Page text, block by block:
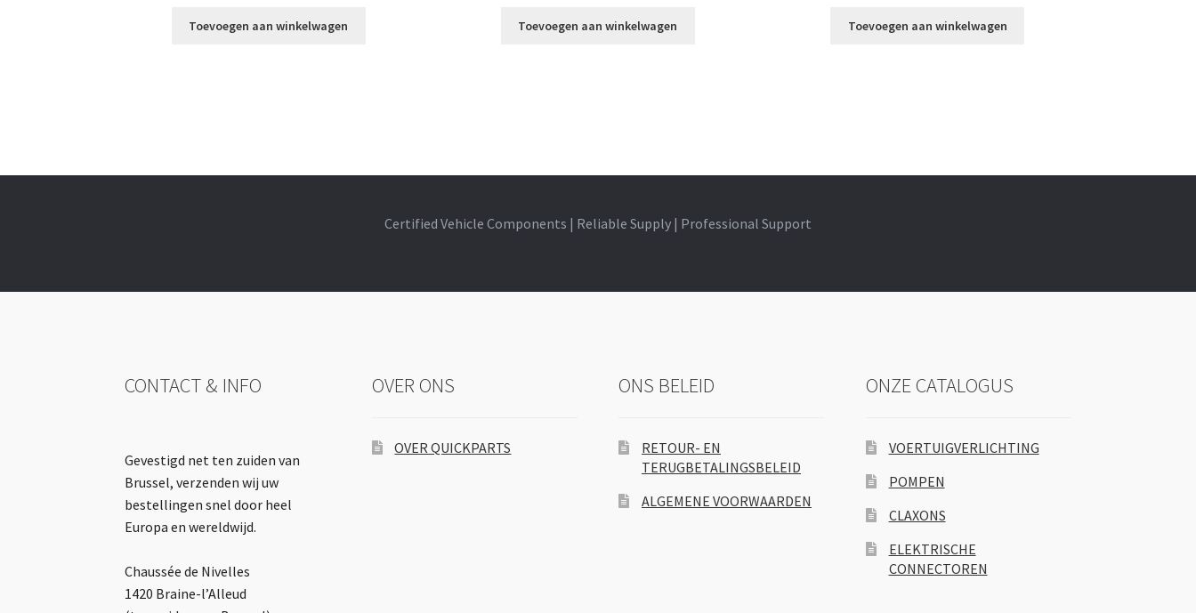
Toevoegen aan winkelwagen Toevoegen aan winkelwagen Toevoegen aan winkelwagen
Certified Vehicle Components | Reliable Supply | Professional Support
CONTACT & INFO
Gevestigd net ten zuiden van
Brussel, verzenden wij uw
bestellingen snel door heel
Europa en wereldwijd.
Chaussée de Nivelles
1420 Braine-l’Alleud
OVER ONS
OVER QUICKPARTS
ONS BELEID
RETOUR- EN
TERUGBETALINGSBELEID
ALGEMENE VOORWAARDEN
ONZE CATALOGUS
VOERTUIGVERLICHTING
POMPEN
CLAXONS
ELEKTRISCHE
CONNECTOREN